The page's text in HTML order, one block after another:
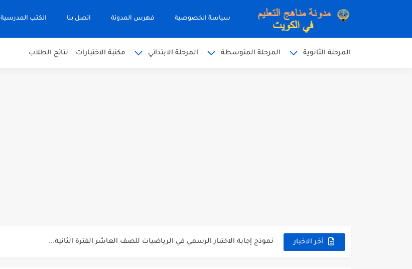
سياسة الخصوصية فهرس المدونة اتصل بنا الكتب المدرسية
المرحلة الثانوية المرحلة المتوسطة المرحلة الابتدائي مكتبة الاختبارات نتائج الطلاب
أخر الاخبار نموذج إجابة الاختبار الرسمي في الرياضيات للصف العاشر الفترة الثانية...